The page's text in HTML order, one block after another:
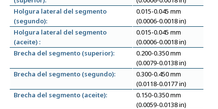
Holgura lateral del segmento
(segundo):
0.015-0.045 mm
(0.0006-0.0018 in)
Holgura lateral del segmento
(aceite) :
0.015-0.045 mm
(0.0006-0.0018 in)
Brecha del segmento (superior):
0.200-0.350 mm
(0.0079-0.0138 in)
Brecha del segmento (segundo):
0.300-0.450 mm
(0.0118-0.0177 in)
Brecha del segmento (aceite):
0.150-0.350 mm
(0.0059-0.0138 in)